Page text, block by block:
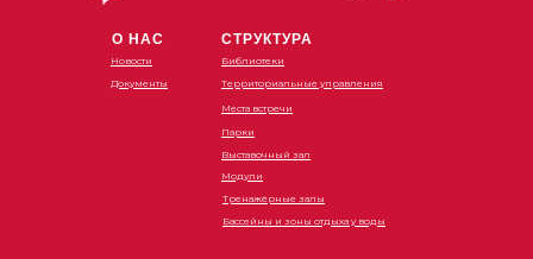
О НАС
Новости
Документы
СТРУКТУРА
Библиотеки
Территориальные управления
Места встречи
Парки
Выставочный зал
Модули
Тренажёрные залы
Бассейны и зоны отдыха у воды